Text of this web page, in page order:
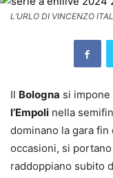
L’URLO DI VINCENZO
Il Bologna si
l’Empoli nella
dominano la gara
occasioni, si
raddoppiano subito